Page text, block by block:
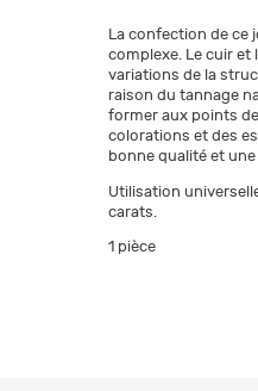
La confection de ce
complexe. Le cuir
variations de la
raison du tannage
former aux points
colorations et des
bonne qualité et
Utilisation
carats.
1 pièce